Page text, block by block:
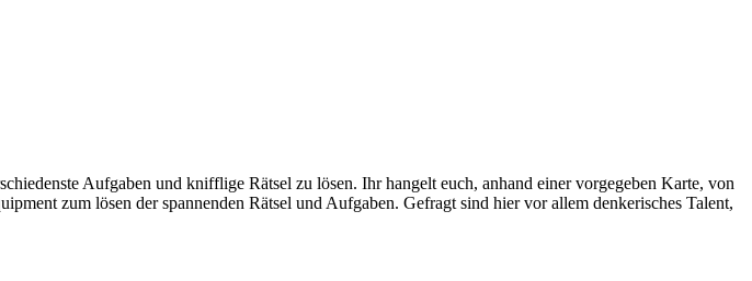
Aufgaben und knifflige Rätsel zu lösen. Ihr hangelt euch, anhand einer vorgegeben Karte, von
zum lösen der spannenden Rätsel und Aufgaben. Gefragt sind hier vor allem denkerisches Talent,